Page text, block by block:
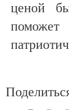
ценой